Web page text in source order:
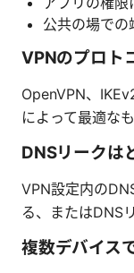
公共の場での
VPNのプロト
OpenVPN、
によって最適な
DNSリークは
VPN設定内の
る、またはDNS
複数デバイス